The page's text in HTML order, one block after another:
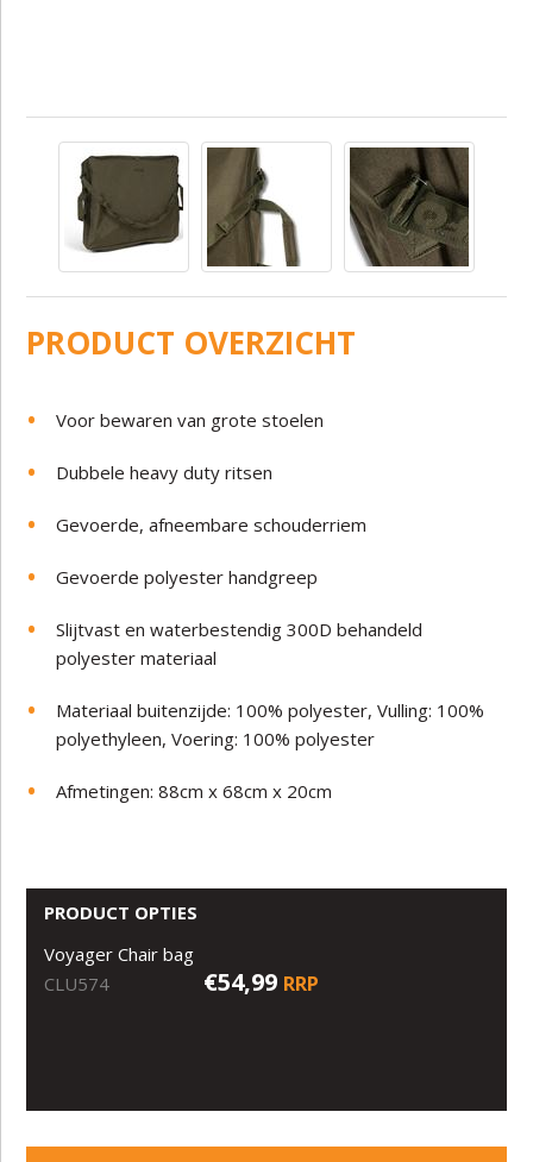
PRODUCT OVERZICHT
Voor bewaren van grote stoelen
Dubbele heavy duty ritsen
Gevoerde, afneembare schouderriem
Gevoerde polyester handgreep
Slijtvast en waterbestendig 300D behandeld
polyester materiaal
Materiaal buitenzijde: 100% polyester, Vulling: 100%
polyethyleen, Voering: 100% polyester
Afmetingen: 88cm x 68cm x 20cm
PRODUCT OPTIES
Voyager Chair bag
CLU574
€54,99 RRP